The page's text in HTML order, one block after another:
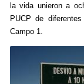
la vida unieron a
PUCP de
Campo 1.